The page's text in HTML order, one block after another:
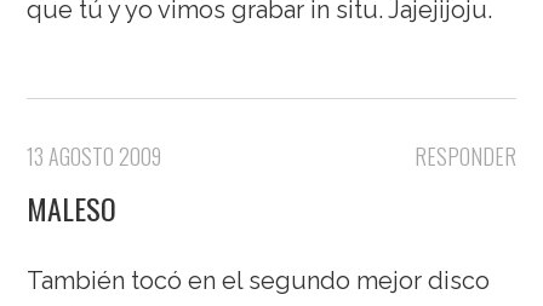
que tú y yo vimos grabar in situ. Jajejijoju.
RESPONDER
13 AGOSTO 2009
MALESO
También tocó en el segundo mejor disco